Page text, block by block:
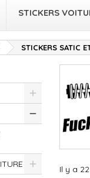
STICKERS
STICKERS SATIC
Il y a